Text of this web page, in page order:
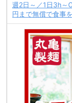
週2日～／1日3h～
円まで無償で食事